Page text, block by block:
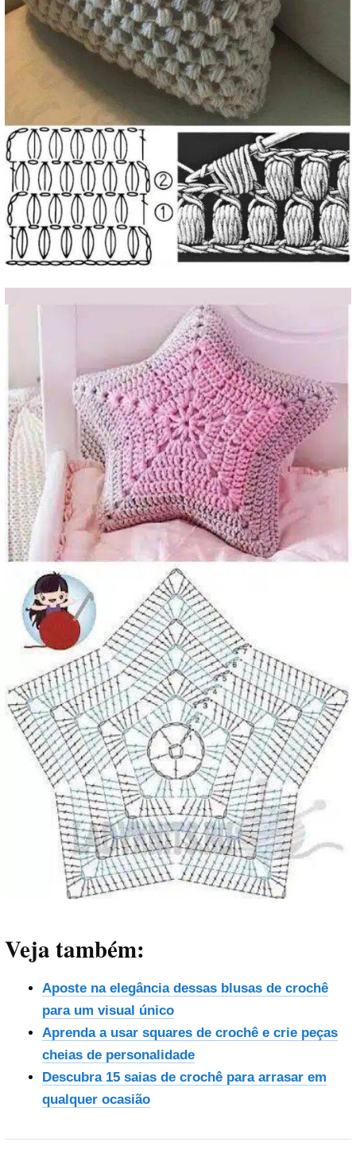
Veja também:
Aposte na elegância dessas blusas de crochê
para um visual único
Aprenda a usar squares de crochê e crie peças
cheias de personalidade
Descubra 15 saias de crochê para arrasar em
qualquer ocasião